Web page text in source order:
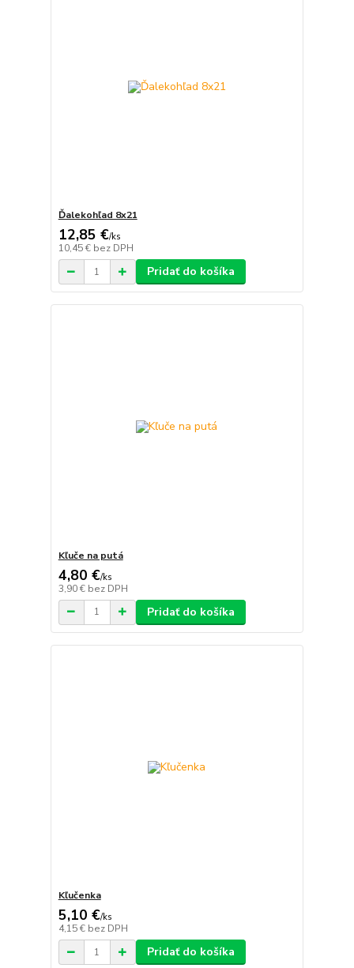
Ďalekohľad 8x21
12,85 €/ks
10,45 € bez DPH
Pridať do košíka
Kľuče na putá
4,80 €/ks
3,90 € bez DPH
Pridať do košíka
Kľučenka
5,10 €/ks
4,15 € bez DPH
Pridať do košíka